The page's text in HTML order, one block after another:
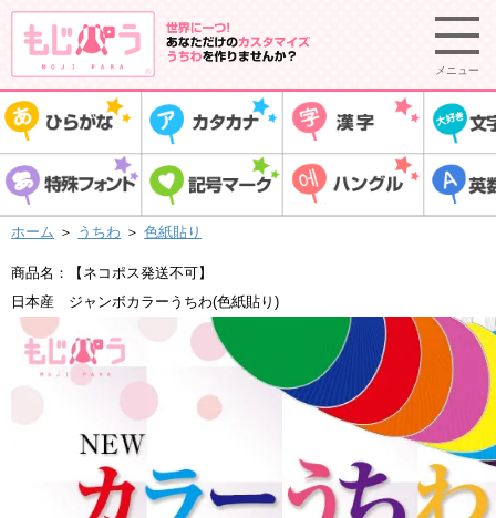
メニュー
ホーム ＞ うちわ ＞ 色紙貼り
商品名：【ネコポス発送不可】
日本産 ジャンボカラーうちわ(色紙貼り)